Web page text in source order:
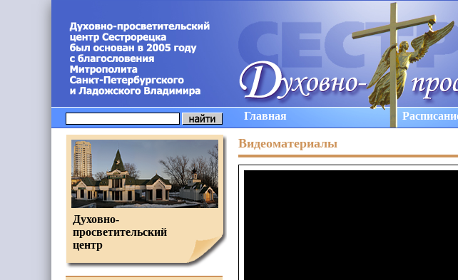
Главная
Видеоматериалы
Духовно-
просветительский
центр